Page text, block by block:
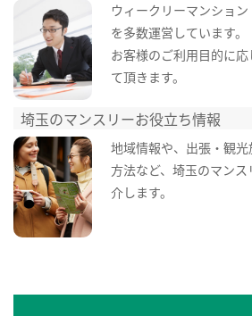
ウィークリーマンショ
を多数運営しています。
お客様のご利用目的に
て頂きます。
埼玉のマンスリーお役立ち情報
地域情報や、出張・観
方法など、埼玉のマン
介します。